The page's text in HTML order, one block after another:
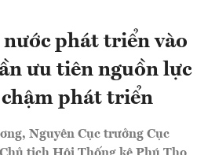
phát triển vào
ưu tiên nguồn lực
phát triển
Nguyên Cục trưởng Cục